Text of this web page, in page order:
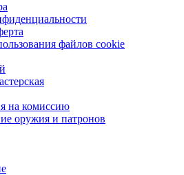
файлов cookie
на комиссию
оружия и патронов